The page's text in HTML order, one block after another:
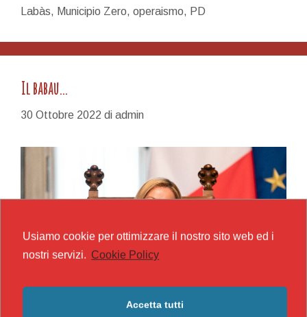
Labàs, Municipio Zero, operaismo, PD
Il babau…
30 Ottobre 2022 di admin
Usiamo cookie per ottimizzare il nostro sito web ed i
nostri servizi. Cookie Policy
Accetta tutti